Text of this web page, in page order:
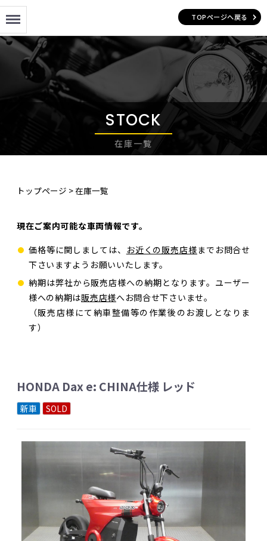
STOCK
在庫一覧
トップページ >在庫一覧
現在ご案内可能な車両情報です。
価格等に関しましては、
お近くの販売店様までお問合せ
下さいますようお願いいたします。
納期は弊社から販売店様への納期となります。ユーザー
様への納期は販売店様へお問合せ下さいませ。
（販売店様にて納車整備等の作業後のお渡しとなりま
す）
HONDA Dax e: CHINA仕様 レッド
新車 SOLD
TOPページへ戻る